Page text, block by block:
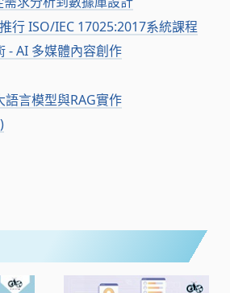
行 ISO/IEC 17025:2017系統課程
- AI 多媒體內容創作
言模型與RAG實作